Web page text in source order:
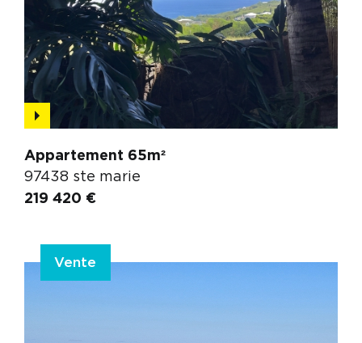
Appartement 65m²
97438 ste marie
219 420 €
Vente